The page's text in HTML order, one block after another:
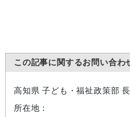
この記事に関するお問い合わ
高知県 子ども・福祉政策部
所在地：